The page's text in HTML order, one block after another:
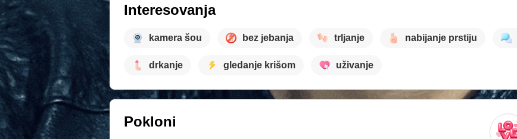
Interesovanja
kamera šou bez jebanja trljanje nabijanje prstiju
drkanje gledanje krišom uživanje
Pokloni